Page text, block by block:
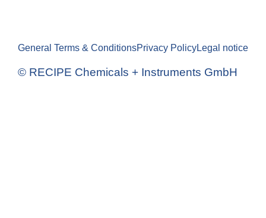
© RECIPE Chemicals + Instruments GmbH
General Terms & ConditionsPrivacy PolicyLegal notice